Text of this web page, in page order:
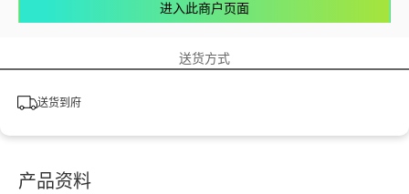
进入此商户页面
送货方式
送货到府
产品资料